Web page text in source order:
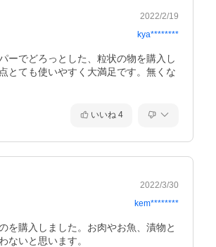
2022/2/19
kya********
ーでどろっとした、粒状の物を購入し
とても使いやすく大満足です。無くな
いいね 4
2022/3/30
kem********
を購入しました。お肉やお魚、漬物と
ないと思います。